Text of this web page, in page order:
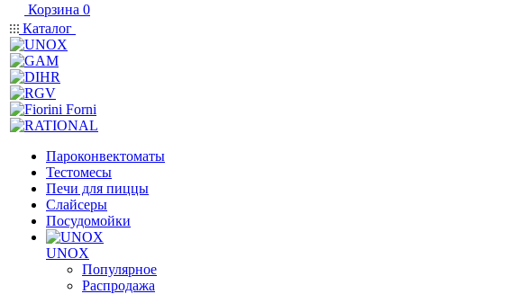
Корзина 0
Каталог
Пароконвектоматы
Тестомесы
Печи для пиццы
Слайсеры
Посудомойки
UNOX
Популярное
Распродажа